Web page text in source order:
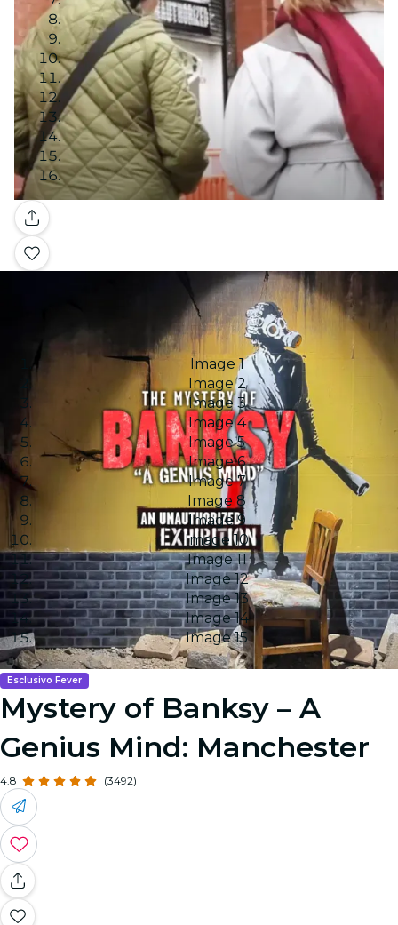
Galleria
Image 1
Image 2
Image 3
Image 4
Image 5
Image 6
Image 7
Image 8
Image 9
Image 10
Image 11
Image 12
Image 13
Image 14
Image 15
Esclusivo Fever
Mystery of Banksy – A
Genius Mind: Manchester
4.8 (3492)